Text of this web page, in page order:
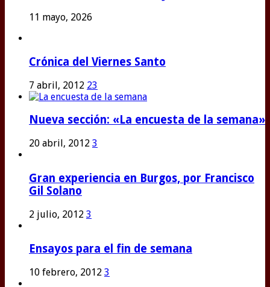
11 mayo, 2026
Crónica del Viernes Santo
7 abril, 2012 23
Nueva sección: «La encuesta de la semana»
20 abril, 2012 3
Gran experiencia en Burgos, por Francisco
Gil Solano
2 julio, 2012 3
Ensayos para el fin de semana
10 febrero, 2012 3